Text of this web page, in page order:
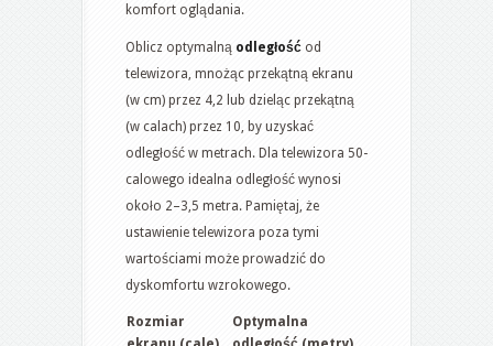
komfort oglądania.
Oblicz optymalną odległość od
telewizora, mnożąc przekątną ekranu
(w cm) przez 4,2 lub dzieląc przekątną
(w calach) przez 10, by uzyskać
odległość w metrach. Dla telewizora 50-
calowego idealna odległość wynosi
około 2–3,5 metra. Pamiętaj, że
ustawienie telewizora poza tymi
wartościami może prowadzić do
dyskomfortu wzrokowego.
Rozmiar
Optymalna